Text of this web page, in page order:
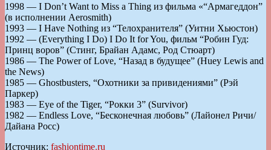
1998 — I Don’t Want to Miss a Thing из фильма «“Армагеддон”
(в исполнении Aerosmith)
1993 — I Have Nothing из “Телохранителя” (Уитни Хьюстон)
1992 — (Everything I Do) I Do It for You, фильм “Робин Гуд:
Принц воров” (Стинг, Брайан Адамс, Род Стюарт)
1986 — The Power of Love, “Назад в будущее” (Huey Lewis and
the News)
1985 — Ghostbusters, “Охотники за привидениями” (Рэй
Паркер)
1983 — Eye of the Tiger, “Рокки 3” (Survivor)
1982 — Endless Love, “Бесконечная любовь” (Лайонел Ричи/
Дайана Росс)
Источник: fashiontime.ru